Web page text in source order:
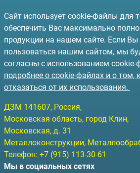
Сайт использует cookie-файлы для
обеспечить Вас максимально
продукции на нашем сайте. Если
пользоваться нашим сайтом, мы
согласны с использованием cookie-
подробнее о cookie-файлах и о том,
отказаться от их использования.
ДЗМ 141607, Россия,
Московская область, город Клин,
Московская, д. 31
Металлоконструкции,
Телефон: +7 (915) 113-30-61
Мы в социальных сетях